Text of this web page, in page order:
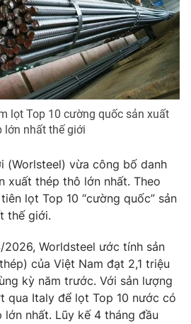
lai
Podcast
lọt Top 10 cường quốc sản xuất
lớn nhất thế giới
(Worlsteel) vừa công bố danh
xuất thép thô lớn nhất. Theo
lọt Top 10 “cường quốc” sản
thế giới.
Worldsteel ước tính sản
của Việt Nam đạt 2,1 triệu
kỳ năm trước. Với sản lượng
qua Italy để lọt Top 10 nước có
lớn nhất. Lũy kế 4 tháng đầu